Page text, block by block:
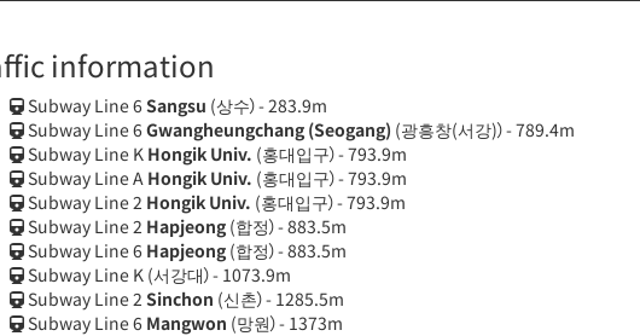
information
Subway Line 6 Sangsu (상수）- 283.9m
Subway Line 6 Gwangheungchang (Seogang) (광흥창(서강)）- 789.4m
Subway Line K Hongik Univ. (홍대입구）- 793.9m
Subway Line A Hongik Univ. (홍대입구）- 793.9m
Subway Line 2 Hongik Univ. (홍대입구）- 793.9m
Subway Line 2 Hapjeong(합정）- 883.5m
Subway Line 6 Hapjeong(합정）- 883.5m
Subway Line K (서강대）- 1073.9m
Subway Line 2 Sinchon (신촌）- 1285.5m
Subway Line 6 Mangwon (망원）- 1373m